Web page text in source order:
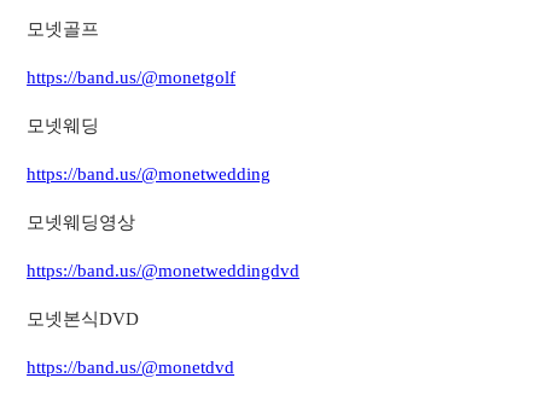
모넷골프
https://band.us/@monetgolf
모넷웨딩
https://band.us/@monetwedding
모넷웨딩영상
https://band.us/@monetweddingdvd
모넷본식DVD
https://band.us/@monetdvd